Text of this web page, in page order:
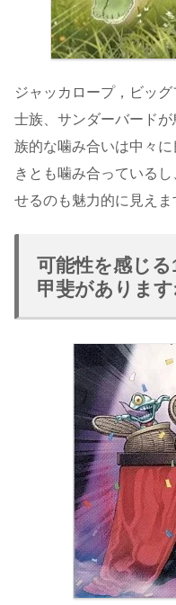
ジャッカロープ，ビッ
士族、サンダーバード
族的な噛み合いは中々
きとも噛み合っている
せるのも魅力的に見えま
可能性を感じ
甲斐がありま